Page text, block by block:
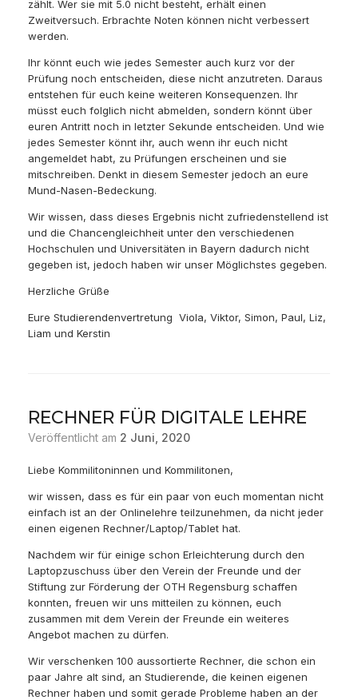
zählt. Wer sie mit 5.0 nicht besteht, erhält einen
Zweitversuch. Erbrachte Noten können nicht verbessert
werden.
Ihr könnt euch wie jedes Semester auch kurz vor der
Prüfung noch entscheiden, diese nicht anzutreten. Daraus
entstehen für euch keine weiteren Konsequenzen. Ihr
müsst euch folglich nicht abmelden, sondern könnt über
euren Antritt noch in letzter Sekunde entscheiden. Und wie
jedes Semester könnt ihr, auch wenn ihr euch nicht
angemeldet habt, zu Prüfungen erscheinen und sie
mitschreiben. Denkt in diesem Semester jedoch an eure
Mund-Nasen-Bedeckung.
Wir wissen, dass dieses Ergebnis nicht zufriedenstellend ist
und die Chancengleichheit unter den verschiedenen
Hochschulen und Universitäten in Bayern dadurch nicht
gegeben ist, jedoch haben wir unser Möglichstes gegeben.
Herzliche Grüße
Eure Studierendenvertretung Viola, Viktor, Simon, Paul, Liz,
Liam und Kerstin
RECHNER FÜR DIGITALE LEHRE
Veröffentlicht am 2 Juni, 2020
Liebe Kommilitoninnen und Kommilitonen,
wir wissen, dass es für ein paar von euch momentan nicht
einfach ist an der Onlinelehre teilzunehmen, da nicht jeder
einen eigenen Rechner/Laptop/Tablet hat.
Nachdem wir für einige schon Erleichterung durch den
Laptopzuschuss über den Verein der Freunde und der
Stiftung zur Förderung der OTH Regensburg schaffen
konnten, freuen wir uns mitteilen zu können, euch
zusammen mit dem Verein der Freunde ein weiteres
Angebot machen zu dürfen.
Wir verschenken 100 aussortierte Rechner, die schon ein
paar Jahre alt sind, an Studierende, die keinen eigenen
Rechner haben und somit gerade Probleme haben an der